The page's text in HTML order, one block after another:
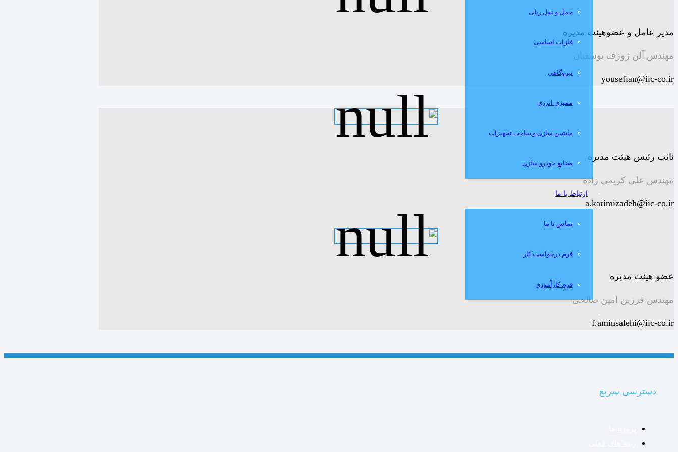
حمل و نقل ریلی
فلزات اساسی
نيروگاهی
مميزی انرژی
ماشین سازی و ساخت تجهیزات
صنایع خودرو سازی
ارتباط با ما
تماس با ما
فرم درخواست کار
فرم کارآموزی
مدیر عامل و عضوهیئت مدیره
مهندس آلن ژوزف یوسفیان
yousefian@iic-co.ir
نائب رئیس هیئت مدیره
مهندس علی کریمی زاده
a.karimizadeh@iic-co.ir
عضو هیئت مدیره
مهندس فرزین امین صالحی
f.aminsalehi@iic-co.ir
دسترسی سریع